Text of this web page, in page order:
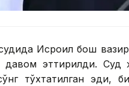
судида Исроил бош
давом эттирилди. Суд
тўхтатилган эди,